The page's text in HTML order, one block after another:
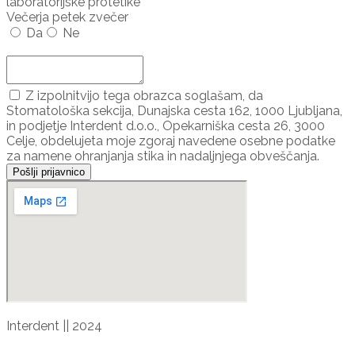
Večerja petek zvečer
Da
Ne
Z izpolnitvijo tega obrazca soglašam, da
Stomatološka sekcija, Dunajska cesta 162, 1000 Ljubljana,
in podjetje Interdent d.o.o., Opekarniška cesta 26, 3000
Celje, obdelujeta moje zgoraj navedene osebne podatke
za namene ohranjanja stika in nadaljnjega obveščanja.
Pošlji prijavnico
Interdent || 2024